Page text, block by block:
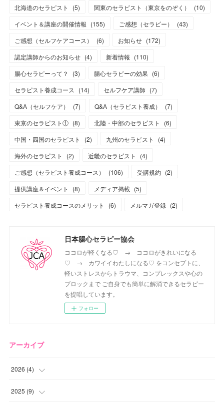
北海道のセラピスト
(5) 関東のセラピスト（東京をのぞく） (10)
イベント＆講座の開催情報 (155) ご感想（セラピー） (43)
ご感想（セルフケアコース）
(6) お知らせ (172)
認定講師からのお知らせ (4) 新着情報 (110)
腸心セラピーって？
(3) 腸心セラピーの効果 (6)
セラピスト養成コース
(14) セルフケア講師 (7)
Q&A（セルフケア）
(7) Q&A（セラピスト養成） (7)
東京のセラピスト① (8) 北陸・中部のセラピスト (6)
中国・四国のセラピスト
(2) 九州のセラピスト (4)
海外のセラピスト
(2) 近畿のセラピスト (4)
ご感想（セラピスト養成コース）
(106) 受講規約 (2)
提供講座＆イベント
(8) メディア掲載 (5)
セラピスト養成コースのメリット
(6) メルマガ登録 (2)
日本腸心セラピー協会
ココロが軽くなる♡ → ココロがきれいになる
♡ → カワイイわたしになる♡ をコンセプトに、
軽いストレスからトラウマ、コンプレックスや心の
ブロックまで ご自身でも簡単に解消できるセラピー
を提唱しています。
フォロー
アーカイブ
2026 (4)
( )
2025 (9)